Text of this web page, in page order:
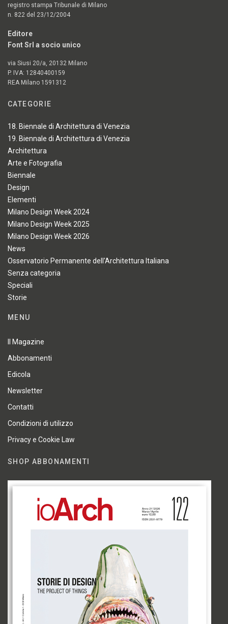
registro stampa Tribunale di Milano
n. 822 del 23/12/2004
Editore
Font Srl a socio unico
via Siusi 20/a, 20132 Milano
P. IVA: 12840400159
REA Milano 1591312
CATEGORIE
18. Biennale di Architettura di Venezia
19. Biennale di Architettura di Venezia
Architettura
Arte e Fotografia
Biennale
Design
Elementi
Milano Design Week 2024
Milano Design Week 2025
Milano Design Week 2026
News
Osservatorio Permanente dell'Architettura Italiana
Senza categoria
Speciali
Storie
MENU
Il Magazine
Abbonamenti
Edicola
Newsletter
Contatti
Condizioni di utilizzo
Privacy e Cookie Law
SHOP ABBONAMENTI